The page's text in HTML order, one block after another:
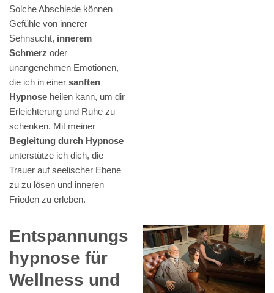
Solche Abschiede können
Gefühle von innerer
Sehnsucht, innerem
Schmerz oder
unangenehmen Emotionen,
die ich in einer sanften
Hypnose heilen kann, um dir
Erleichterung und Ruhe zu
schenken. Mit meiner
Begleitung durch Hypnose
unterstütze ich dich, die
Trauer auf seelischer Ebene
zu zu lösen und inneren
Frieden zu erleben.
Entspannungs
hypnose für
Wellness und